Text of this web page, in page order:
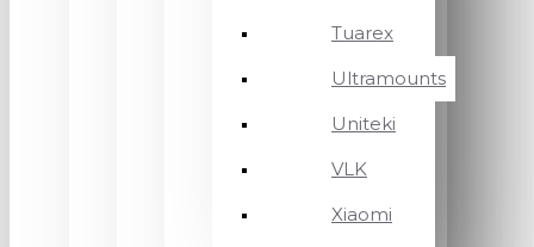
Tuarex
Ultramounts
Uniteki
VLK
Xiaomi